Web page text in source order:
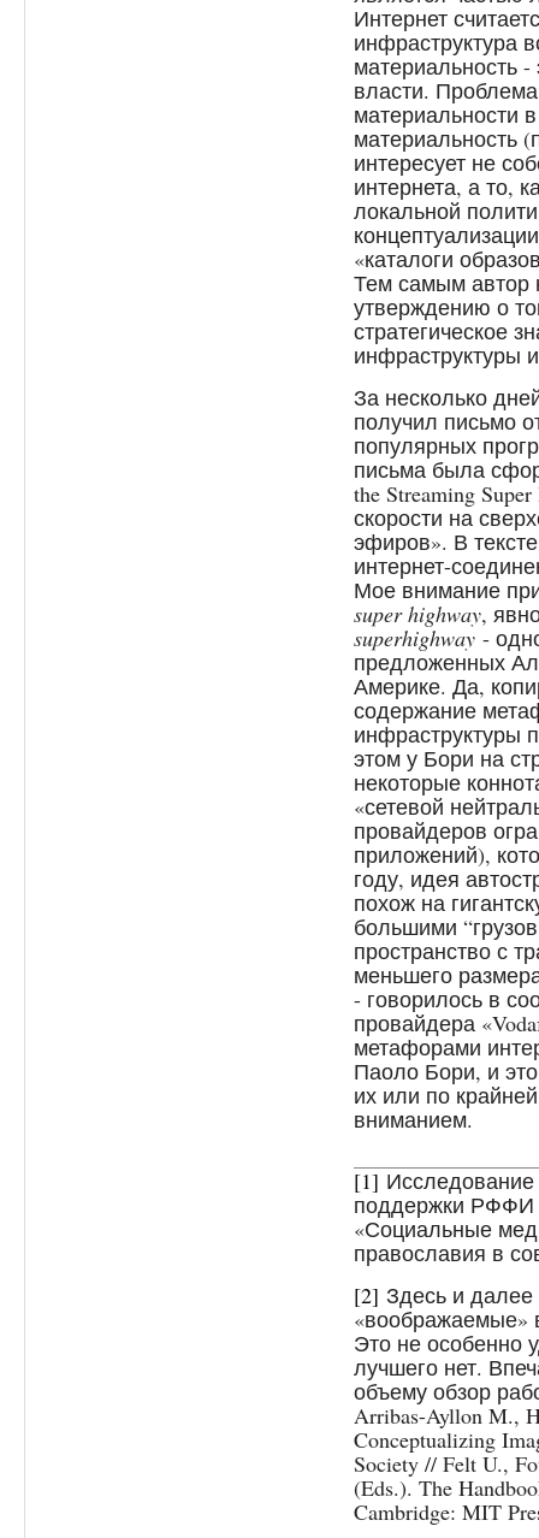
Интернет
инфраструктура
материальность
власти.
материальности
материальность
интересует не
интернета, а то,
локальной
«каталоги
Тем самым автор
утверждению о
стратегическое
инфраструктуры
За несколько
получил письмо
популярных
письма была
the Streaming
скорости на
эфиров». В
интернет-
Мое внимание
super highway,
superhighway -
предложенных
Америке. Да,
содержание
инфраструктуры
этом у Бори на
некоторые
«сетевой
провайдеров
приложений),
году, идея
похож на
большими
пространство с
меньшего
- говорилось в
провайдера
метафорами
Паоло Бори, и это
их или по
вниманием.
[1]
поддержки РФФИ
«Социальные
православия в
[2] Здесь и далее
«воображаемые»
Это не особенно
лучшего нет.
объему обзор
Arribas-Ayllon M.,
Conceptualizing
Society // Felt U.,
(Eds.). The
Cambridge: MIT